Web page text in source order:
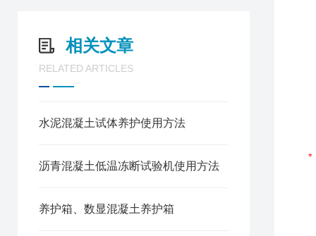
相关文章
RELATED ARTICLES
水泥混凝土试体养护使用方法
沥青混凝土低温冻断试验机使用方法
养护箱、数显混凝土养护箱